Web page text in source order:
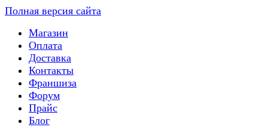
Полная версия сайта
Магазин
Оплата
Доставка
Контакты
Франшиза
Форум
Прайс
Блог